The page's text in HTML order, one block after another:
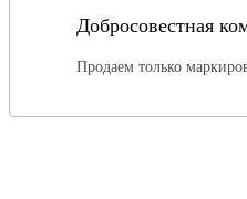
Добросовестная
Продаем только